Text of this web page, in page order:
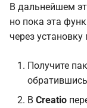
В дальнейшем
но пока эта
через установку
Получите
В Creatio